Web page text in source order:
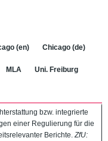
(en) Chicago (de)
MLA Uni. Freiburg
bzw. integrierte
einer Regulierung für die
Berichte. ZfU: